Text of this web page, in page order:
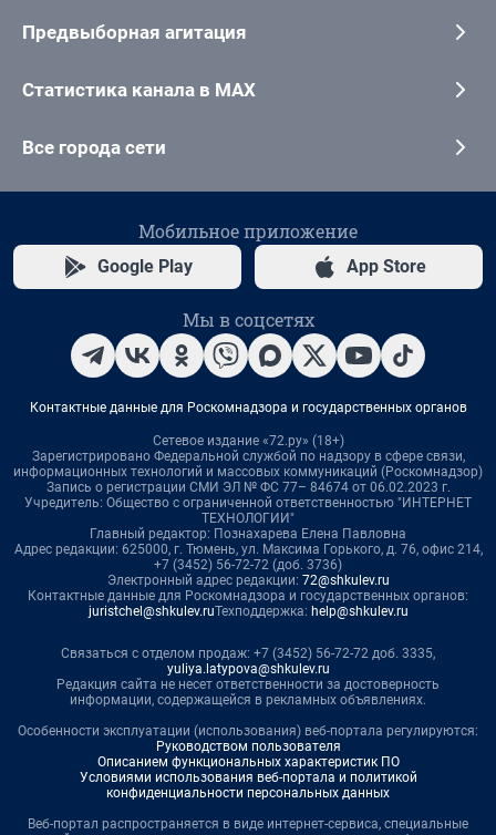
Предвыборная агитация
Статистика канала в MAX
Все города сети
Мобильное приложение
Google Play App Store
Мы в соцсетях
Контактные данные для Роскомнадзора и государственных органов
Сетевое издание «72.ру» (18+)
Зарегистрировано Федеральной службой по надзору в сфере связи,
информационных технологий и массовых коммуникаций (Роскомнадзор)
Запись о регистрации СМИ ЭЛ № ФС 77– 84674 от 06.02.2023 г.
Учредитель: Общество с ограниченной ответственностью "ИНТЕРНЕТ
ТЕХНОЛОГИИ"
Главный редактор: Познахарева Елена Павловна
Адрес редакции: 625000, г. Тюмень, ул. Максима Горького, д. 76, офис 214,
+7 (3452) 56-72-72 (доб. 3736)
Электронный адрес редакции: 72@shkulev.ru
Контактные данные для Роскомнадзора и государственных органов:
juristchel@shkulev.ruТехподдержка: help@shkulev.ru
Связаться с отделом продаж: +7 (3452) 56-72-72 доб. 3335,
yuliya.latypova@shkulev.ru
Редакция сайта не несет ответственности за достоверность
информации, содержащейся в рекламных объявлениях.
Особенности эксплуатации (использования) веб-портала регулируются:
Руководством пользователя
Описанием функциональных характеристик ПО
Условиями использования веб-портала и политикой
конфиденциальности персональных данных
Веб-портал распространяется в виде интернет-сервиса, специальные